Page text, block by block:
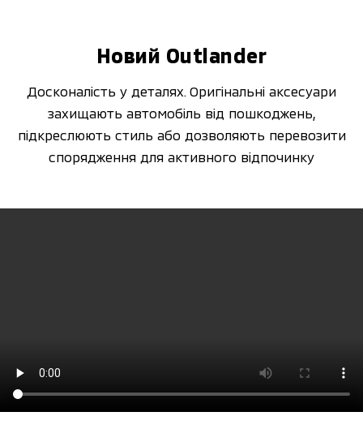
Новий Оutlander
Досконалість у деталях. Оригінальні аксесуари
захищають автомобіль від пошкоджень,
підкреслюють стиль або дозволяють перевозити
спорядження для активного відпочинку